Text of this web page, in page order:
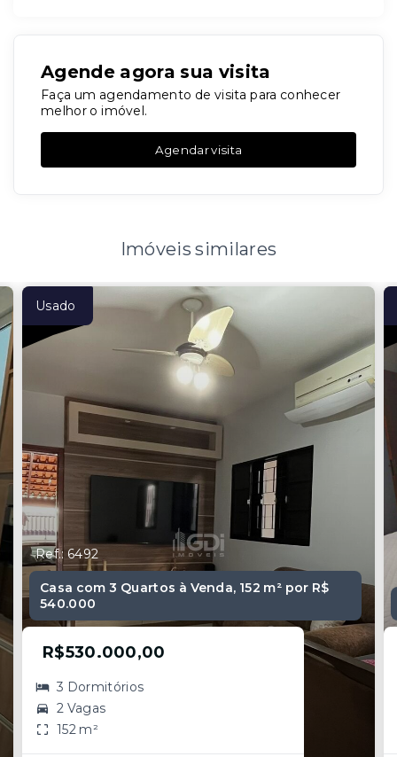
Agende agora sua visita
Faça um agendamento de visita para conhecer
melhor o imóvel.
Agendar visita
Imóveis similares
Usado
Ref.: 6492
Casa com 3 Quartos à Venda, 152 m² por R$
540.000
R$530.000,00
3 Dormitórios
2 Vagas
152 m²